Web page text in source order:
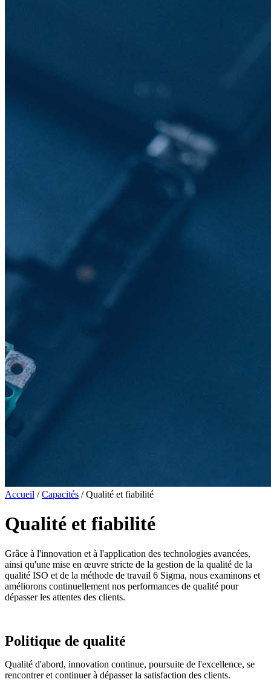
Accueil /Capacités / Qualité et fiabilité
Qualité et fiabilité
Grâce à l'innovation et à l'application des technologies avancées,
ainsi qu'une mise en œuvre stricte de la gestion de la qualité de la
qualité ISO et de la méthode de travail 6 Sigma, nous examinons et
améliorons continuellement nos performances de qualité pour
dépasser les attentes des clients.
Politique de qualité
Qualité d'abord, innovation continue, poursuite de l'excellence, se
rencontrer et continuer à dépasser la satisfaction des clients.